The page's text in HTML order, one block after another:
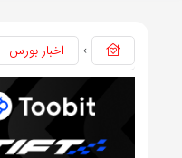
اخبار بورس